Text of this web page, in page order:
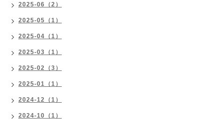
2025-06（2）
2025-05（1）
2025-04（1）
2025-03（1）
2025-02（3）
2025-01（1）
2024-12（1）
2024-10（1）